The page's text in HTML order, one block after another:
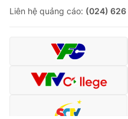
Liên hệ quảng cáo: (024) 626